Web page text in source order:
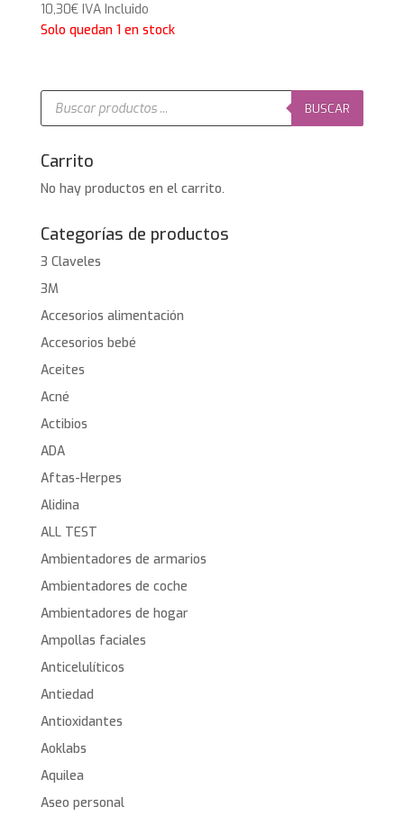
10,30€ IVA Incluido
Solo quedan 1 en stock
Búsqueda
productos
BUSCAR
Carrito
No hay productos en el carrito.
Categorías de productos
3 Claveles
3M
Accesorios alimentación
Accesorios bebé
Aceites
Acné
Actibios
ADA
Aftas-Herpes
Alidina
ALL TEST
Ambientadores de armarios
Ambientadores de coche
Ambientadores de hogar
Ampollas faciales
Anticelulíticos
Antiedad
Antioxidantes
Aoklabs
Aquilea
Aseo personal